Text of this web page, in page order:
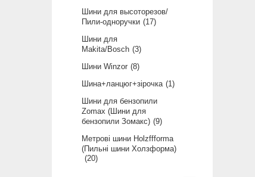
Шини для высоторезов/
Пили-одноручки
17
Шини для
Makita/Bosch 3
Шини Winzor 8
Шина+ланцюг+зірочка
1
Шини для бензопили
Zomax (Шини для
бензопили Зомакс) 9
Метрові шини Holzffforma
(Пильні шини Холзформа)
20